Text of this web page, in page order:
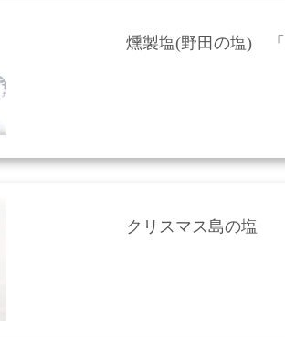
燻製塩(野田の塩) 「
クリスマス島の塩